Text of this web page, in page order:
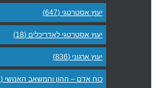
יעוץ אסטרטגי (647)
יעוץ אסטרטגי לאדריכלים (18)
יעוץ ארגוני (836)
כוח אדם – ההון והמשאב האנושי (69)